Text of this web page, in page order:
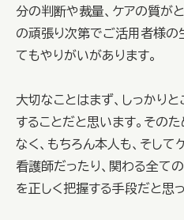
分の判断や裁量、ケアの質が
の頑張り次第でご活用者様の
てもやりがいがあります。
大切なことはまず、しっかり
することだと思います。その
なく、もちろん本人も、そし
看護師だったり、関わる全て
を正しく把握する手段だと思っ